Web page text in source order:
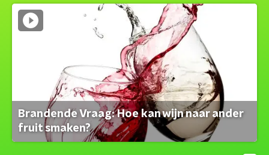
Brandende Vraag: Hoe kan wijn naar ander
fruit smaken?